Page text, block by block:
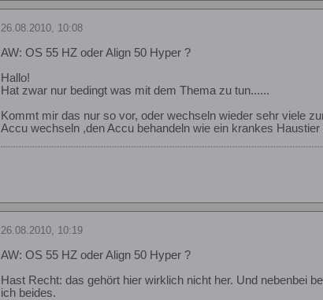
26.08.2010, 10:08
AW: OS 55 HZ oder Align 50 Hyper ?
Hallo!
Hat zwar nur bedingt was mit dem Thema zu tun......
Kommt mir das nur so vor, oder wechseln wieder sehr viele
Accu wechseln ,den Accu behandeln wie ein krankes
26.08.2010, 10:19
AW: OS 55 HZ oder Align 50 Hyper ?
Hast Recht: das gehört hier wirklich nicht her. Und nebenbei
ich beides.